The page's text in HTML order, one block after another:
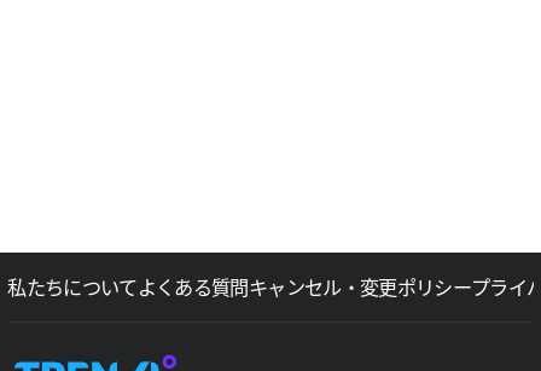
私たちについてよくある質問キャンセル・変更ポリシープライ